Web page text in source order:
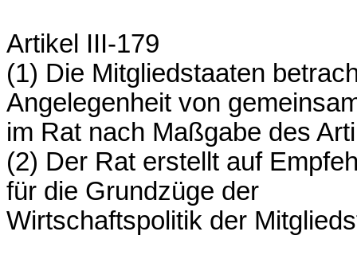
Artikel III-179
(1) Die Mitgliedstaaten
Angelegenheit von
im Rat nach Maßgabe des
(2) Der Rat erstellt auf
für die Grundzüge der
Wirtschaftspolitik der